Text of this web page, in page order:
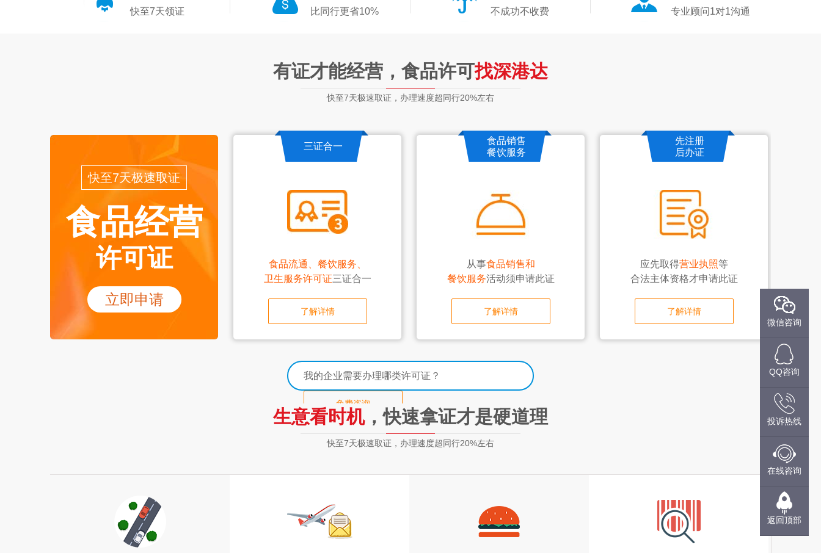
快至7天领证 比同行更省10% 不成功不收费 专业顾问1对1沟通
有证才能经营，食品许可找深港达
快至7天极速取证，办理速度超同行20%左右
快至7天极速取证
食品经营
许可证
立即申请
三证合一
食品流通、餐饮服务、
卫生服务许可证三证合一
了解详情
食品销售
餐饮服务
从事食品销售和
餐饮服务活动须申请此证
了解详情
先注册
后办证
应先取得营业执照等
合法主体资格才申请此证
了解详情
我的企业需要办理哪类许可证？
免费咨询
生意看时机，快速拿证才是硬道理
快至7天极速取证，办理速度超同行20%左右
微信咨询
QQ咨询
投诉热线
在线咨询
返回顶部